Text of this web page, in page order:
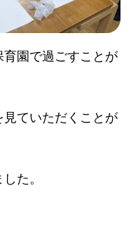
園で過ごすことが
ていただくことが
た。